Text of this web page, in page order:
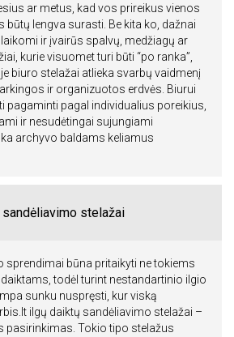
ar metus, kad vos prireikus vienos
lengva surasti. Be kita ko, dažnai
ir įvairūs spalvų, medžiagų ar
kurie visuomet turi būti “po ranka”,
biuro stelažai atlieka svarbų vaidmenį
ir organizuotos erdvės. Biurui
pagaminti pagal individualius poreikius,
ir nesudėtingai sujungiami
archyvo baldams keliamus
sandėliavimo stelažai
sprendimai būna pritaikyti ne tokiems
todėl turint nestandartinio ilgio
sunku nuspręsti, kur viską
ilgų daiktų sandėliavimo stelažai –
pasirinkimas. Tokio tipo stelažus